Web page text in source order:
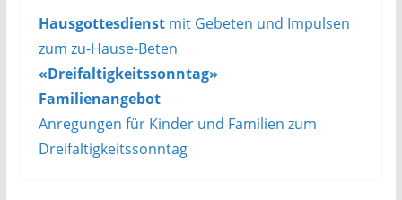
Hausgottesdienstmit Gebeten und Impulsen
zum zu-Hause-Beten
«Dreifaltigkeitssonntag»
Familienangebot
Anregungen für Kinder und Familien zum
Dreifaltigkeitssonntag